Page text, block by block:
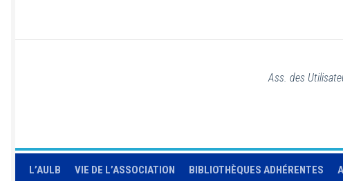
Ass. des
L’AULB VIE DE L’ASSOCIATION BIBLIOTHÈQUES ADHÉRENTES